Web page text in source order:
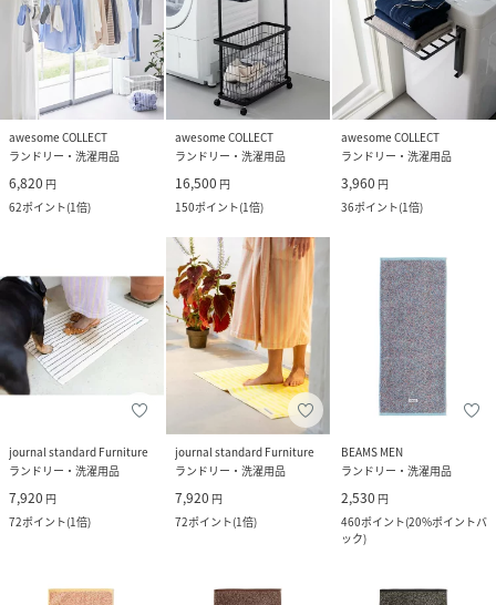
awesome COLLECT
ランドリー・洗濯用品
6,820 円
62ポイント(1倍)
awesome COLLECT
ランドリー・洗濯用品
16,500 円
150ポイント(1倍)
awesome COLLECT
ランドリー・洗濯用品
3,960 円
36ポイント(1倍)
journal standard Furniture
ランドリー・洗濯用品
7,920 円
72ポイント(1倍)
journal standard Furniture
ランドリー・洗濯用品
7,920 円
72ポイント(1倍)
BEAMS MEN
ランドリー・洗濯用品
2,530 円
460ポイント(20%ポイントバ
ック)